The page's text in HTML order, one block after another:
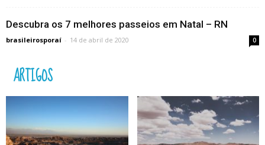
Descubra os 7 melhores passeios em Natal – RN
brasileirosporaí - 14 de abril de 2020 0
ARTIGOS